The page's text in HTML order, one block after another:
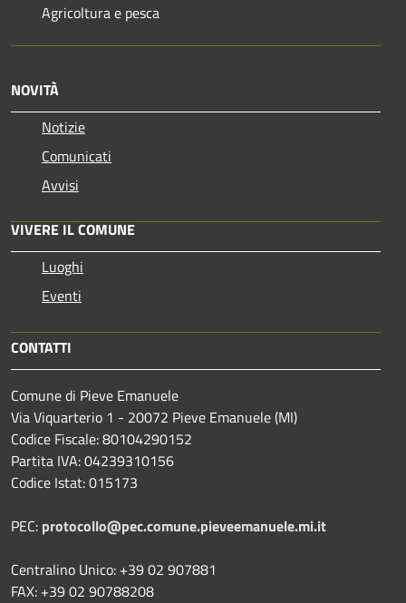
Agricoltura e pesca
NOVITÀ
Notizie
Comunicati
Avvisi
VIVERE IL COMUNE
Luoghi
Eventi
CONTATTI
Comune di Pieve Emanuele
Via Viquarterio 1 - 20072 Pieve Emanuele (MI)
Codice Fiscale: 80104290152
Partita IVA: 04239310156
Codice Istat: 015173
PEC: protocollo@pec.comune.pieveemanuele.mi.it
Centralino Unico: +39 02 907881
FAX: +39 02 90788208